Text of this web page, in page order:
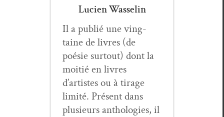
Lucien Wasselin
Il a pub­lié une ving­
taine de livres (de
poésie surtout) dont la
moitié en livres
d’artistes ou à tirage
lim­ité. Présent dans
plusieurs antholo­gies, il